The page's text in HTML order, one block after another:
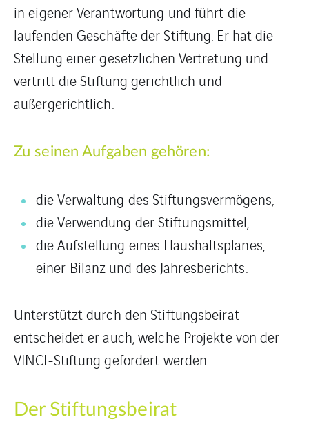
in eigener Verantwortung und führt die
laufenden Geschäfte der Stiftung. Er hat die
Stellung einer gesetzlichen Vertretung und
vertritt die Stiftung gerichtlich und
außergerichtlich.
Zu seinen Aufgaben gehören:
die Verwaltung des Stiftungsvermögens,
die Verwendung der Stiftungsmittel,
die Aufstellung eines Haushaltsplanes,
einer Bilanz und des Jahresberichts.
Unterstützt durch den Stiftungsbeirat
entscheidet er auch, welche Projekte von der
VINCI-Stiftung gefördert werden.
Der Stiftungsbeirat